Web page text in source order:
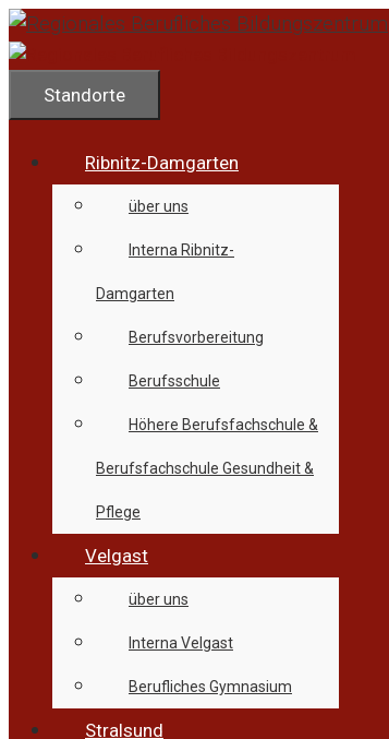
Zum
Inhalt
springenStandorte
Ribnitz-Damgarten
über uns
Interna Ribnitz-
Damgarten
Berufsvorbereitung
Berufsschule
Höhere Berufsfachschule &
Berufsfachschule Gesundheit &
Pflege
Velgast
über uns
Interna Velgast
Berufliches Gymnasium
Stralsund